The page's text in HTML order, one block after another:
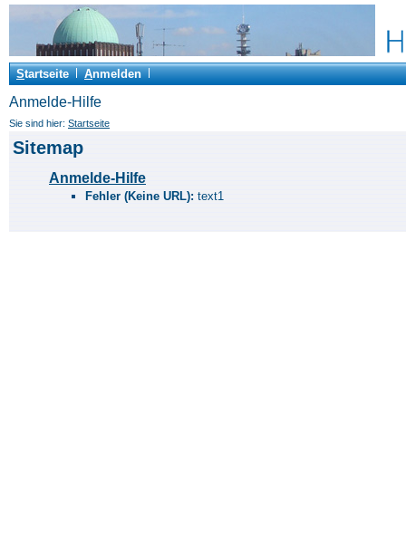
Startseite Anmelden
Anmelde-Hilfe
Sie sind hier: Startseite
Sitemap
Anmelde-Hilfe
Fehler (Keine URL): text1